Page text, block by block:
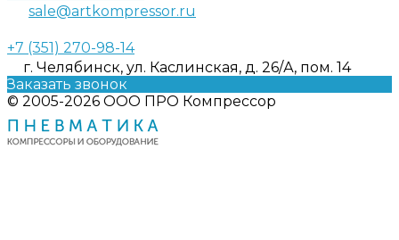
sale@artkompressor.ru
+7 (351) 270-98-14
г. Челябинск, ул. Каслинская, д. 26/А, пом. 14
Заказать звонок
© 2005-2026 ООО ПРО Компрессор